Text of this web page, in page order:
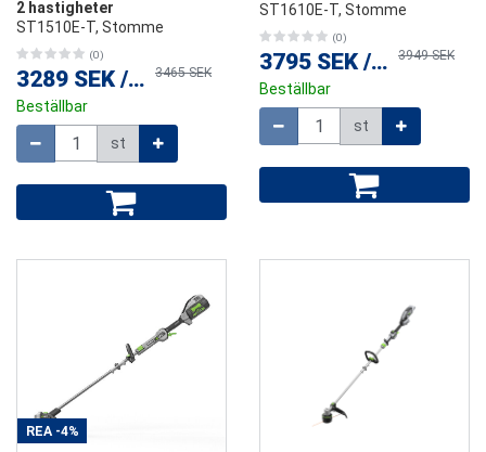
2 hastigheter
ST1510E-T, Stomme
(0)
3289 SEK / st3465 SEK
Beställbar
st
ST1610E-T, Stomme
(0)
3795 SEK / st3949 SEK
Beställbar
st
REA -4%